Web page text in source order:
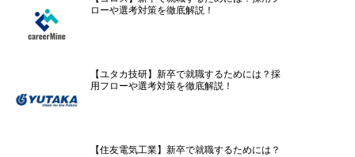
ローや選考対策を徹底解説！
【ユタカ技研】新卒で就職するためには？採
用フローや選考対策を徹底解説！
【住友電気工業】新卒で就職するためには？